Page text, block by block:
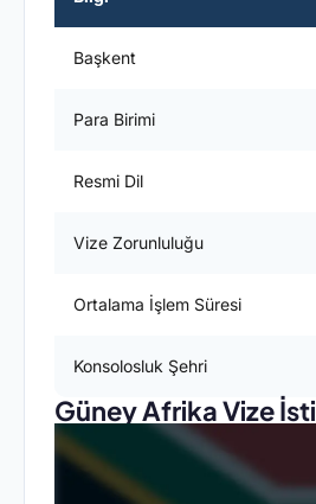
Başkent
Para Birimi
Resmi Dil
Vize Zorunluluğu
Ortalama İşlem Süresi
Konsolosluk Şehri
Güney Afrika Vize